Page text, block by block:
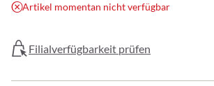
Artikel momentan nicht verfügbar
Filialverfügbarkeit prüfen